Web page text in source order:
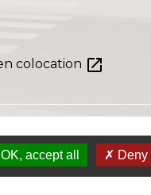
colocation open_in_new
OK, accept all